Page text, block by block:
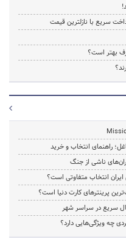
سریع با نازلترین قیمت
بهتر است؟
راهنمای انتخاب و خرید
انتخاب متفاوتی است؟
سریع در سراسر شهر
چه ویژگی‌هایی دارد؟